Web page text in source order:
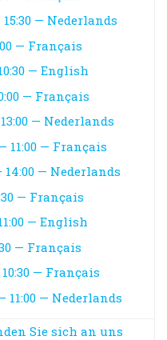
— Nederlands
— Français
— English
— Français
— Nederlands
11:00 — Français
14:00 — Nederlands
— Français
— English
— Français
— Français
11:00 — Nederlands
Sie sich an uns